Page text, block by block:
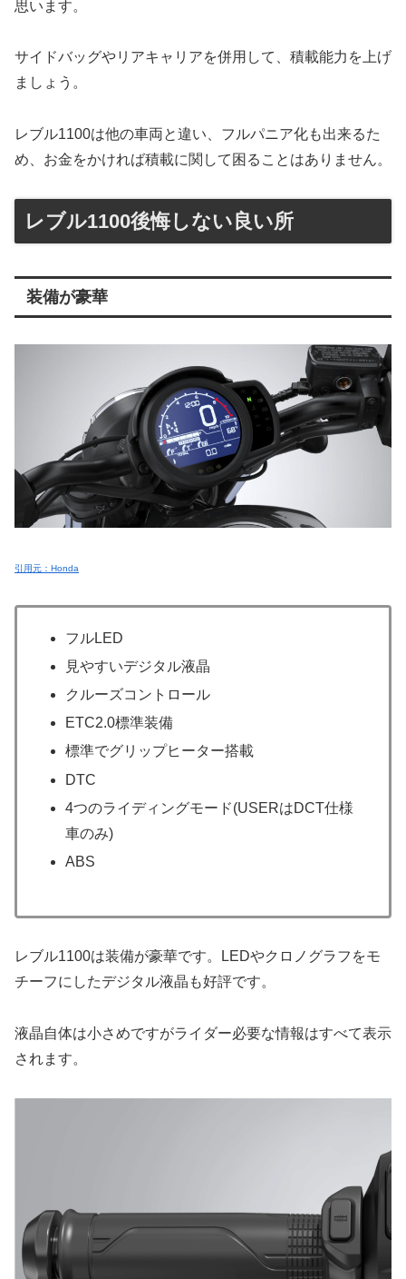
思います。
サイドバッグやリアキャリアを併用して、積載能力を上げ
ましょう。
レブル1100は他の車両と違い、フルパニア化も出来るた
め、お金をかければ積載に関して困ることはありません。
レブル1100後悔しない良い所
装備が豪華
引用元：Honda
フルLED
見やすいデジタル液晶
クルーズコントロール
ETC2.0標準装備
標準でグリップヒーター搭載
DTC
4つのライディングモード(USERはDCT仕様
車のみ)
ABS
レブル1100は装備が豪華です。LEDやクロノグラフをモ
チーフにしたデジタル液晶も好評です。
液晶自体は小さめですがライダー必要な情報はすべて表示
されます。